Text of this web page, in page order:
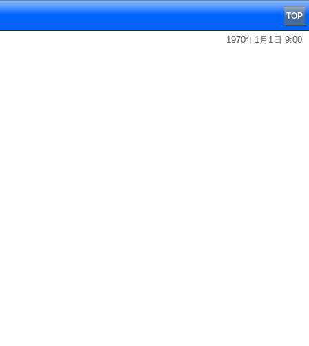
TOP
1970年1月1日 9:00